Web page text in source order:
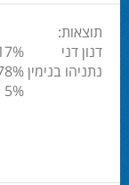
תוצאות:
דנון דני
נתניהו בנימין